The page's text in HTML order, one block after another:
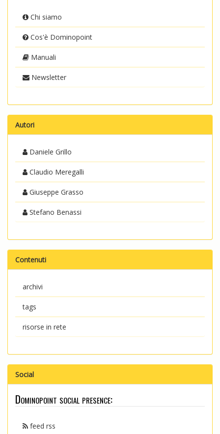
Chi siamo
Cos'è Dominopoint
Manuali
Newsletter
Autori
Daniele Grillo
Claudio Meregalli
Giuseppe Grasso
Stefano Benassi
Contenuti
archivi
tags
risorse in rete
Social
Dominopoint social presence:
feed rss